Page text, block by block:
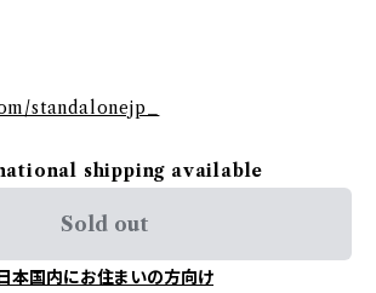
standalonejp_
shipping available
Sold out
本国内にお住まいの方向け